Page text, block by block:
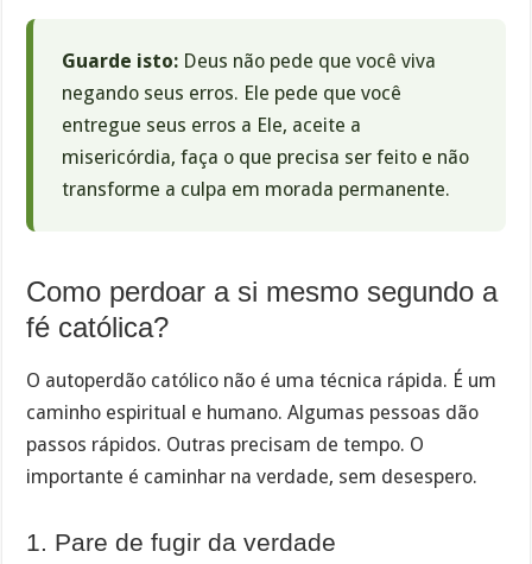
Guarde isto: Deus não pede que você viva
negando seus erros. Ele pede que você
entregue seus erros a Ele, aceite a
misericórdia, faça o que precisa ser feito e não
transforme a culpa em morada permanente.
Como perdoar a si mesmo segundo a
fé católica?
O autoperdão católico não é uma técnica rápida. É um
caminho espiritual e humano. Algumas pessoas dão
passos rápidos. Outras precisam de tempo. O
importante é caminhar na verdade, sem desespero.
1. Pare de fugir da verdade